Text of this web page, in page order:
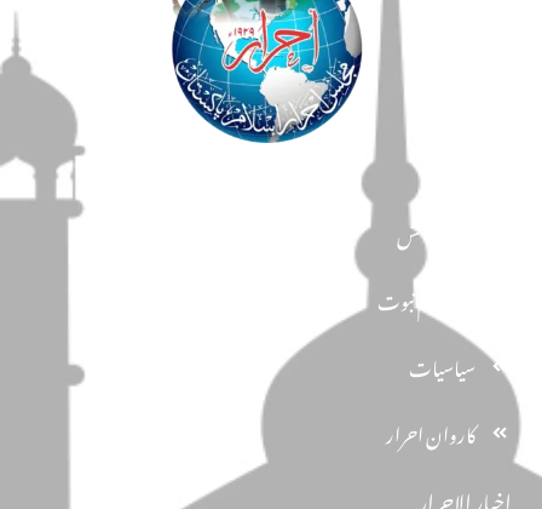
دین و دانش
تحفظ ختم نبوت
سیاسیات
کاروان احرار